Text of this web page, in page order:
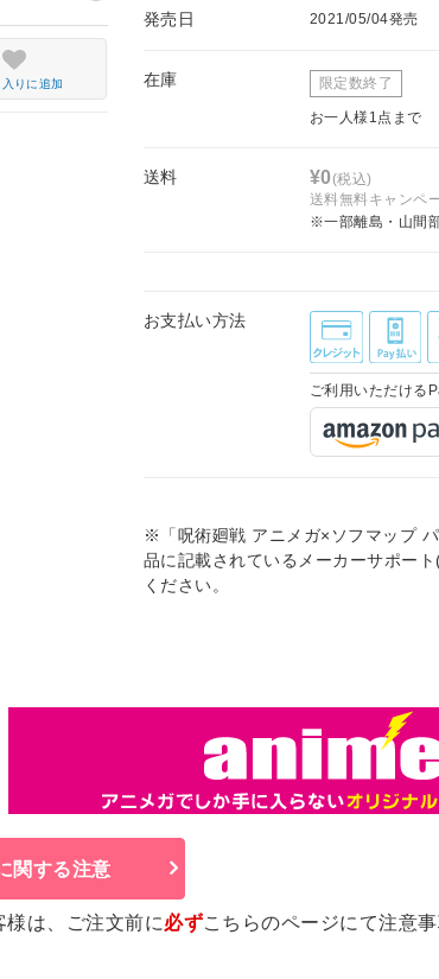
発売日 2021/05/04発売
在庫 限定数終了
お一人様1点まで
送料 ¥0(税込)
送料無料キャンペ
※一部離島・山間
お支払い方法
ご利用いただける
※「呪術廻戦 アニメガ×ソフマップ
品に記載されているメーカーサポー
ください。
りに追加
関する注意
は、ご注文前に必ずこちらのページにて注意